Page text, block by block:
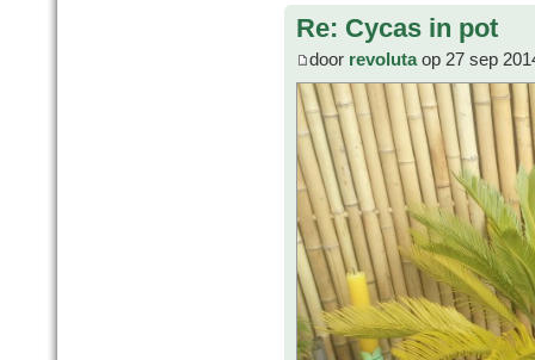
Re: Cycas in pot
door revolutaop 27 sep